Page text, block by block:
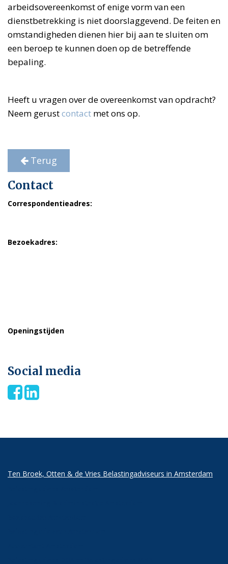
arbeidsovereenkomst of enige vorm van een
dienstbetrekking is niet doorslaggevend. De feiten en
omstandigheden dienen hier bij aan te sluiten om
een beroep te kunnen doen op de betreffende
bepaling.
Heeft u vragen over de overeenkomst van opdracht?
Neem gerustcontact met ons op.
Terug
Contact
Correspondentieadres:
Bezoekadres:
Openingstijden
Social media
Ten Broek, Otten & de Vries Belastingadviseurs in Amsterdam